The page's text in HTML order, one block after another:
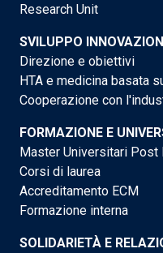
Research Unit
SVILUPPO
Direzione e obiettivi
HTA e medicina basata
Cooperazione con
FORMAZIONE E
Master Universitari Post
Corsi di laurea
Accreditamento ECM
Formazione interna
SOLIDARIETÀ E